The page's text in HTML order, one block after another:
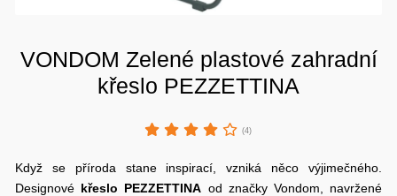
VONDOM Zelené plastové zahradní
křeslo PEZZETTINA
(4)
Když se příroda stane inspirací, vzniká něco výjimečného.
Designové křeslo PEZZETTINA od značky Vondom, navržené